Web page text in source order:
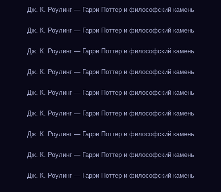
Дж. К. Роулинг — Гарри Поттер и философский камень
Дж. К. Роулинг — Гарри Поттер и философский камень
Дж. К. Роулинг — Гарри Поттер и философский камень
Дж. К. Роулинг — Гарри Поттер и философский камень
Дж. К. Роулинг — Гарри Поттер и философский камень
Дж. К. Роулинг — Гарри Поттер и философский камень
Дж. К. Роулинг — Гарри Поттер и философский камень
Дж. К. Роулинг — Гарри Поттер и философский камень
Дж. К. Роулинг — Гарри Поттер и философский камень